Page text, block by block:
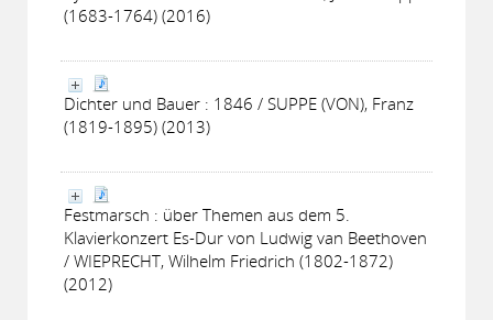
(1683-1764) (2016)
Dichter und Bauer : 1846 / SUPPE (VON), Franz
(1819-1895) (2013)
Festmarsch : über Themen aus dem 5.
Klavierkonzert Es-Dur von Ludwig van Beethoven
/ WIEPRECHT, Wilhelm Friedrich (1802-1872)
(2012)